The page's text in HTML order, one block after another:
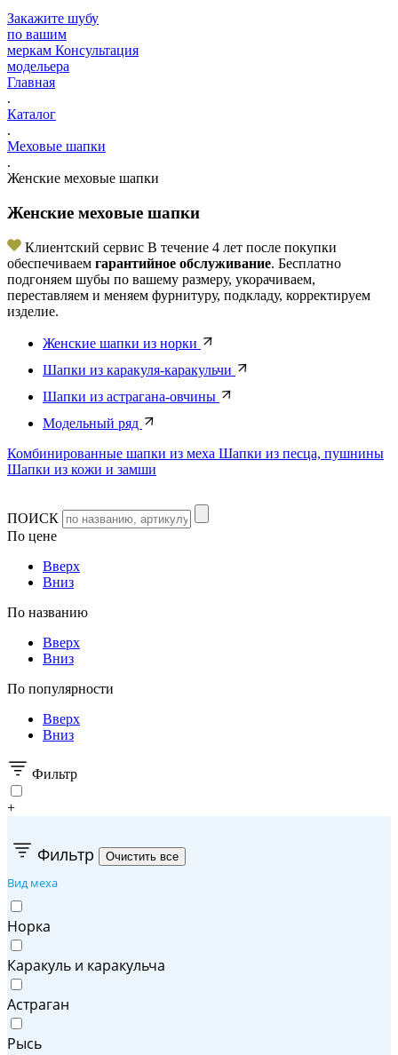
Закажите шубу
по вашим
меркам Консультация
модельера
Главная
.
Каталог
.
Меховые шапки
.
Женские меховые шапки
Женские меховые шапки
Клиентский сервис В течение 4 лет после покупки
обеспечиваем гарантийное обслуживание. Бесплатно
подгоняем шубы по вашему размеру, укорачиваем,
переставляем и меняем фурнитуру, подкладу, корректируем
изделие.
Женские шапки из норки
Шапки из каракуля-каракульчи
Шапки из астрагана-овчины
Модельный ряд
Комбинированные шапки из меха Шапки из песца, пушнины
Шапки из кожи и замши
ПОИСК
По цене
Вверх
Вниз
По названию
Вверх
Вниз
По популярности
Вверх
Вниз
Фильтр
+
Фильтр
Вид меха
Норка
Каракуль и каракульча
Астраган
Рысь